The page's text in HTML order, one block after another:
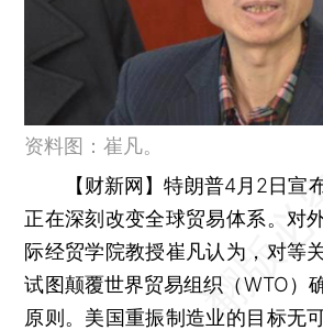
资料图：崔凡。
【财新网】特朗普4月2日宣
正在深刻改变全球贸易体系。对
际经贸学院教授崔凡认为，对等
试图颠覆世界贸易组织（WTO）
原则。美国重振制造业的目标无